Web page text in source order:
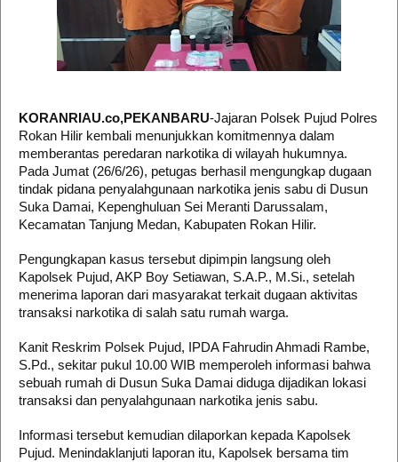
KORANRIAU.co,PEKANBARU-Jajaran Polsek Pujud Polres
Rokan Hilir kembali menunjukkan komitmennya dalam
memberantas peredaran narkotika di wilayah hukumnya.
Pada Jumat (26/6/26), petugas berhasil mengungkap dugaan
tindak pidana penyalahgunaan narkotika jenis sabu di Dusun
Suka Damai, Kepenghuluan Sei Meranti Darussalam,
Kecamatan Tanjung Medan, Kabupaten Rokan Hilir.
Pengungkapan kasus tersebut dipimpin langsung oleh
Kapolsek Pujud, AKP Boy Setiawan, S.A.P., M.Si., setelah
menerima laporan dari masyarakat terkait dugaan aktivitas
transaksi narkotika di salah satu rumah warga.
Kanit Reskrim Polsek Pujud, IPDA Fahrudin Ahmadi Rambe,
S.Pd., sekitar pukul 10.00 WIB memperoleh informasi bahwa
sebuah rumah di Dusun Suka Damai diduga dijadikan lokasi
transaksi dan penyalahgunaan narkotika jenis sabu.
Informasi tersebut kemudian dilaporkan kepada Kapolsek
Pujud. Menindaklanjuti laporan itu, Kapolsek bersama tim